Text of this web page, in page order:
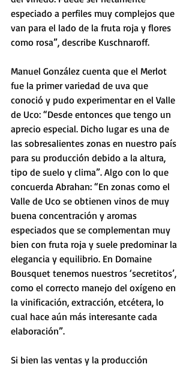
especiado a perfiles muy complejos que
van para el lado de la fruta roja y flores
como rosa”, describe Kuschnaroff.
Manuel González cuenta que el Merlot
fue la primer variedad de uva que
conoció y pudo experimentar en el Valle
de Uco: “Desde entonces que tengo un
aprecio especial. Dicho lugar es una de
las sobresalientes zonas en nuestro país
para su producción debido a la altura,
tipo de suelo y clima”. Algo con lo que
concuerda Abrahan: “En zonas como el
Valle de Uco se obtienen vinos de muy
buena concentración y aromas
especiados que se complementan muy
bien con fruta roja y suele predominar la
elegancia y equilibrio. En Domaine
Bousquet tenemos nuestros ‘secretitos’,
como el correcto manejo del oxígeno en
la vinificación, extracción, etcétera, lo
cual hace aún más interesante cada
elaboración”.
Si bien las ventas y la producción